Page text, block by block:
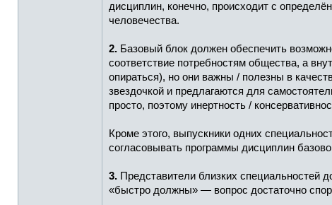
дисциплин, конечно, происходит с
человечества.
2. Базовый блок должен обеспечить
соответствие потребностям общества, а
опираться), но они важны / полезны в
звездочкой и предлагаются для
просто, поэтому инертность /
Кроме этого, выпускники одних
согласовывать программы дисциплин
3. Представители близких специальностей
«быстро должны» — вопрос достаточно